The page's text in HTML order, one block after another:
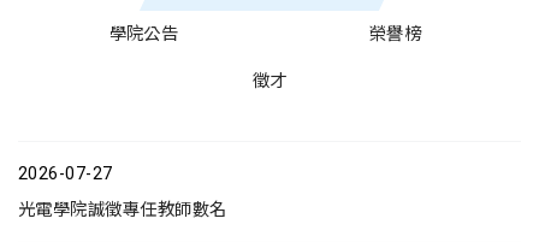
學院公告 榮譽榜
徵才
2026-07-27
光電學院誠徵專任教師數名